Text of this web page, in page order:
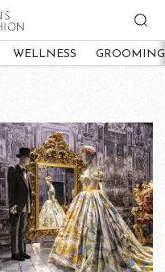
WELLNESS GROOMING